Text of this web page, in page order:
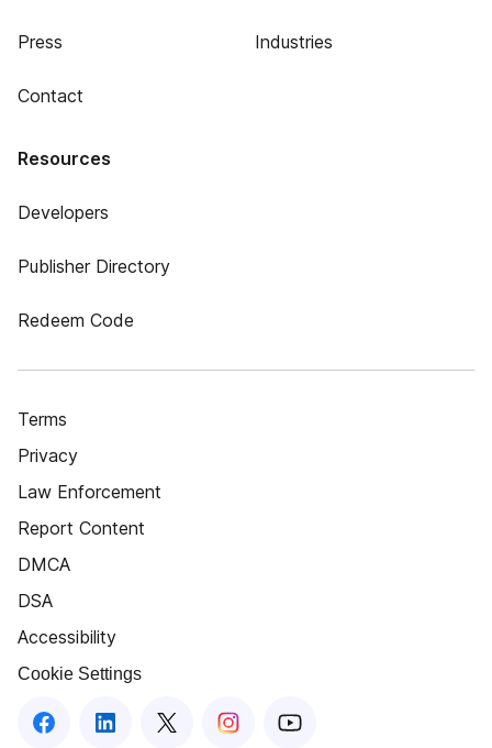
Press
Contact
Industries
Resources
Developers
Publisher Directory
Redeem Code
Terms
Privacy
Law Enforcement
Report Content
DMCA
DSA
Accessibility
Cookie Settings